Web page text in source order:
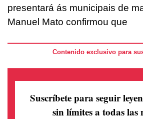
presentará ás municipais de
Manuel Mato confirmou que
Contenido exclusivo para
Suscríbete para seguir
sin límites a todas las